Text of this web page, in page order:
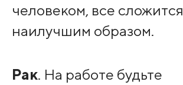
человеком, все сложится
наилучшим образом.
Рак. На работе будьте